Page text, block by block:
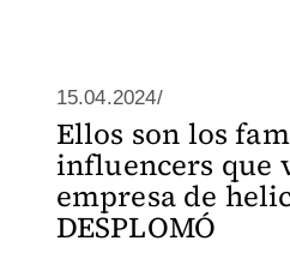
15.04.2024/
Ellos son los
influencers que
empresa de
DESPLOMÓ